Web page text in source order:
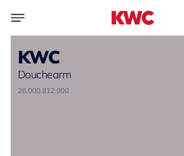
KWC
Douchearm
26.000.812.000